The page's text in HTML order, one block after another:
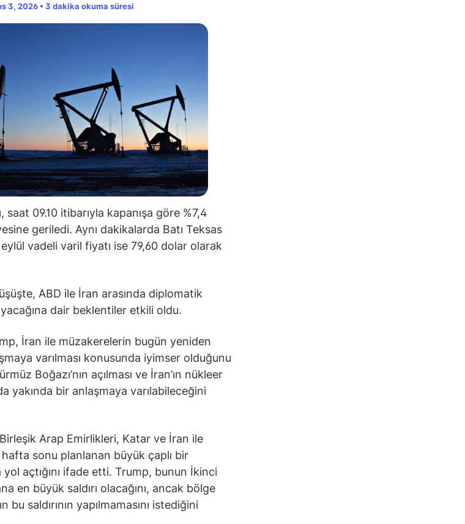
3, 2026 • 3 dakika okuma süresi
09.10 itibarıyla kapanışa göre %7,4
geriledi. Aynı dakikalarda Batı Teksas
vadeli varil fiyatı ise 79,60 dolar olarak
ABD ile İran arasında diplomatik
dair beklentiler etkili oldu.
İran ile müzakerelerin bugün yeniden
varılması konusunda iyimser olduğunu
Boğazı’nın açılması ve İran’ın nükleer
yakında bir anlaşmaya varılabileceğini
Arap Emirlikleri, Katar ve İran ile
sonu planlanan büyük çaplı bir
yol açtığını ifade etti. Trump, bunun İkinci
en büyük saldırı olacağını, ancak bölge
bu saldırının yapılmamasını istediğini